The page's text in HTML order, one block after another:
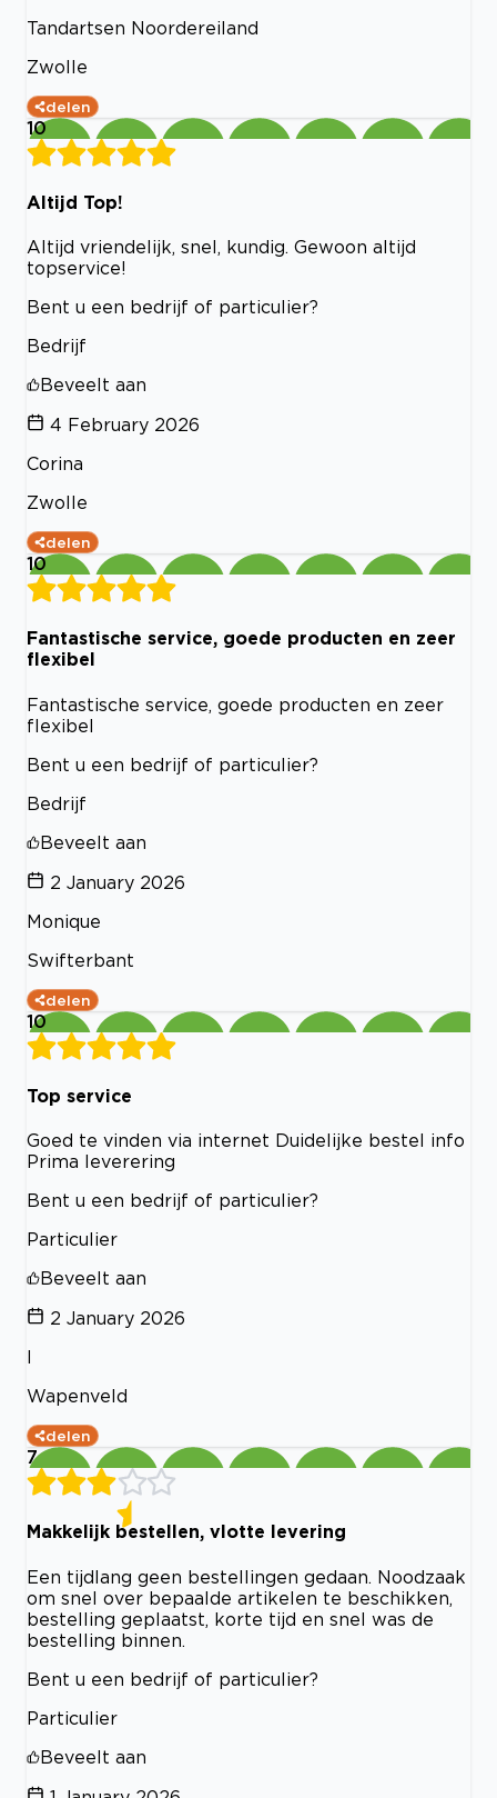
Tandartsen Noordereiland
Zwolle
delen
10
Altijd Top!
Altijd vriendelijk, snel, kundig. Gewoon altijd
topservice!
Bent u een bedrijf of particulier?
Bedrijf
Beveelt aan
4 February 2026
Corina
Zwolle
delen
10
Fantastische service, goede producten en zeer
flexibel
Fantastische service, goede producten en zeer
flexibel
Bent u een bedrijf of particulier?
Bedrijf
Beveelt aan
2 January 2026
Monique
Swifterbant
delen
10
Top service
Goed te vinden via internet Duidelijke bestel info
Prima leverering
Bent u een bedrijf of particulier?
Particulier
Beveelt aan
2 January 2026
I
Wapenveld
delen
7
Makkelijk bestellen, vlotte levering
Een tijdlang geen bestellingen gedaan. Noodzaak
om snel over bepaalde artikelen te beschikken,
bestelling geplaatst, korte tijd en snel was de
bestelling binnen.
Bent u een bedrijf of particulier?
Particulier
Beveelt aan